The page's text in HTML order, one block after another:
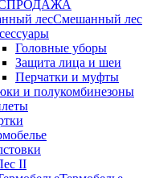
Смешанный лес
Головные уборы
Защита лица и шеи
Перчатки и муфты
и полукомбинезоны
II